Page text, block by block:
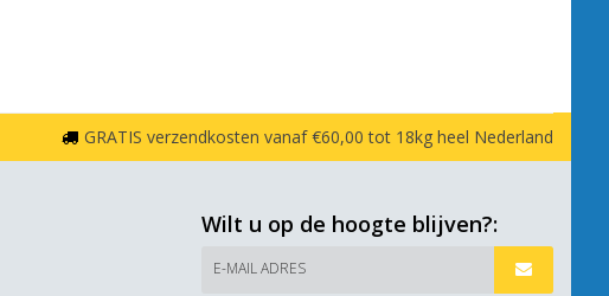
GRATIS verzendkosten vanaf €60,00 tot 18kg heel Nederland
Wilt u op de hoogte blijven?:
E-MAIL ADRES